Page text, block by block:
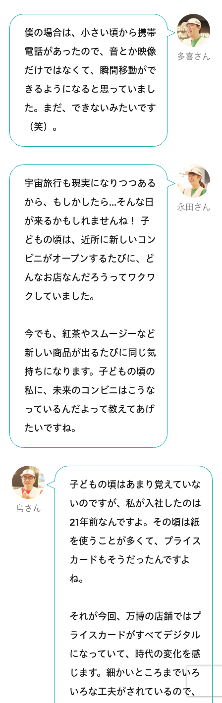
多喜さん
僕の場合は、小さい頃から携帯
電話があったので、音とか映像
だけではなくて、瞬間移動がで
きるようになると思っていまし
た。まだ、できないみたいです
（笑）。
永田さん
宇宙旅行も現実になりつつある
から、もしかしたら…そんな日
が来るかもしれませんね！ 子
どもの頃は、近所に新しいコン
ビニがオープンするたびに、ど
んなお店なんだろうってワクワ
クしていました。
今でも、紅茶やスムージーなど
新しい商品が出るたびに同じ気
持ちになります。子どもの頃の
私に、未来のコンビニはこうな
っているんだよって教えてあげ
たいですね。
島さん
子どもの頃はあまり覚えていな
いのですが、私が入社したのは
21年前なんですよ。その頃は紙
を使うことが多くて、プライス
カードもそうだったんですよ
ね。
それが今回、万博の店舗ではプ
ライスカードがすべてデジタル
になっていて、時代の変化を感
じます。細かいところまでいろ
いろな工夫がされているので、